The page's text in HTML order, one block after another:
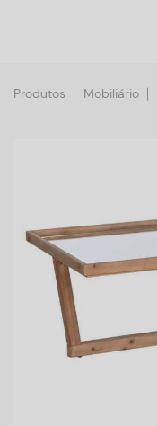
Produtos Mobiliário